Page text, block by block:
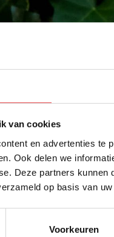
van cookies
en advertenties te
Ook delen we
Deze partners
op basis van
Voorkeuren